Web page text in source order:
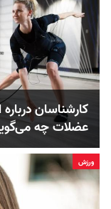
کارشناسان
عضلات چه
ورزش